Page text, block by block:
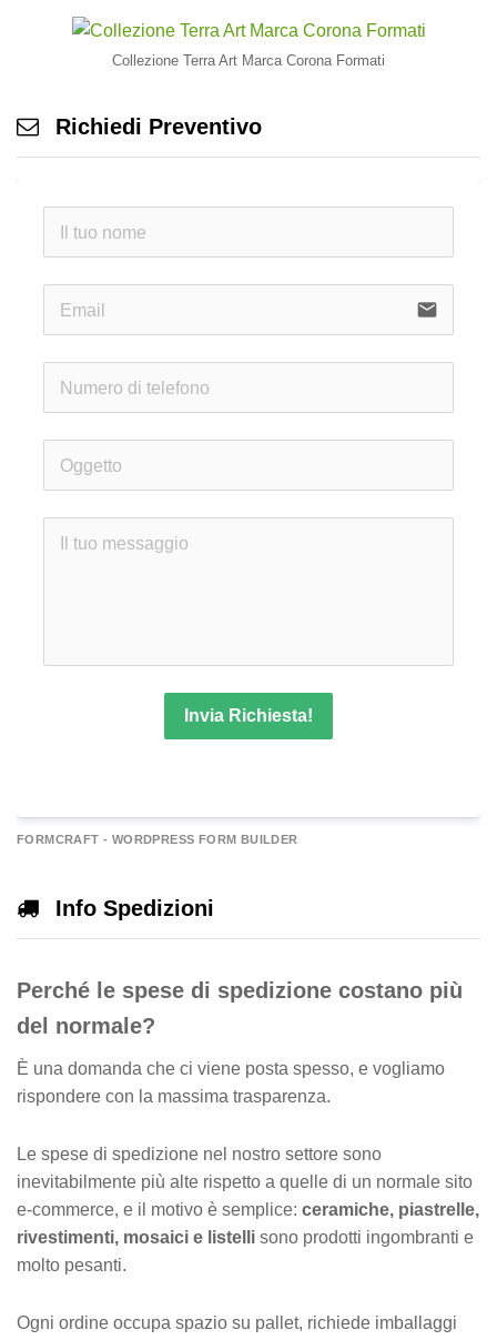
Collezione Terra Art Marca Corona Formati
Richiedi Preventivo
email
Invia Richiesta!
n
a
FORMCRAFT - WORDPRESS FORM BUILDER
Info Spedizioni
Perché le spese di spedizione costano più
del normale?
È una domanda che ci viene posta spesso, e vogliamo
rispondere con la massima trasparenza.
Le spese di spedizione nel nostro settore sono
inevitabilmente più alte rispetto a quelle di un normale sito
e-commerce, e il motivo è semplice: ceramiche, piastrelle,
rivestimenti, mosaici e listelli sono prodotti ingombranti e
molto pesanti.
Ogni ordine occupa spazio su pallet, richiede imballaggi